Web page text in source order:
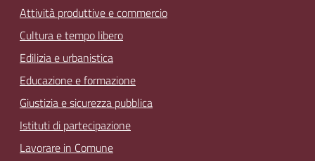
Attività produttive e commercio
Cultura e tempo libero
Edilizia e urbanistica
Educazione e formazione
Giustizia e sicurezza pubblica
Istituti di partecipazione
Lavorare in Comune